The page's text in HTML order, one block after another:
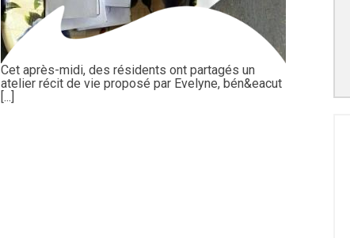
Cet après-midi, des résidents ont partagés un
atelier récit de vie proposé par Evelyne, bén&eacut
[...]